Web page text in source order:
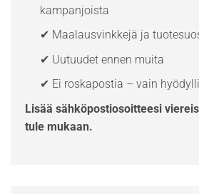
kampanjoista
✔ Maalausvinkkejä ja
✔ Uutuudet ennen muita
✔ Ei roskapostia – vain
Lisää sähköpostiosoitteesi
tule mukaan.